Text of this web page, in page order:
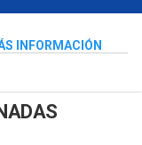
INFORMACIÓN